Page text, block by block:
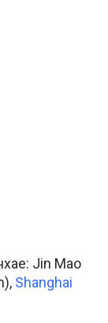
Jin Mao
Shanghai